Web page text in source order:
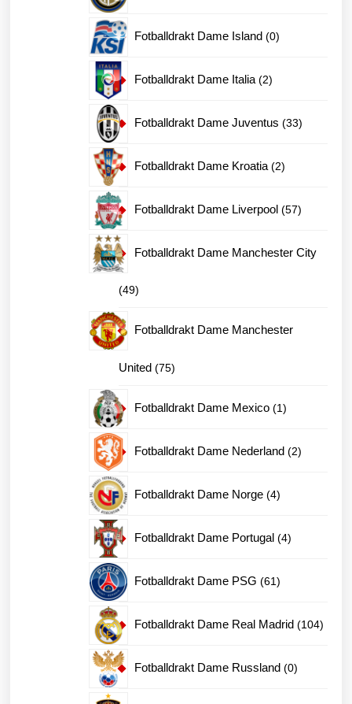
Fotballdrakt Dame Island 00
Fotballdrakt Dame Italia 22
Fotballdrakt Dame Juventus 3333
Fotballdrakt Dame Kroatia 22
Fotballdrakt Dame Liverpool 5757
Fotballdrakt Dame Manchester City
4949
produkter
Fotballdrakt Dame Manchester
United 7575
Fotballdrakt Dame Mexico 11
Fotballdrakt Dame Nederland 22
Fotballdrakt Dame Norge 44
Fotballdrakt Dame Portugal 44
Fotballdrakt Dame PSG 6161
Fotballdrakt Dame Real Madrid 104104
Fotballdrakt Dame Russland 00